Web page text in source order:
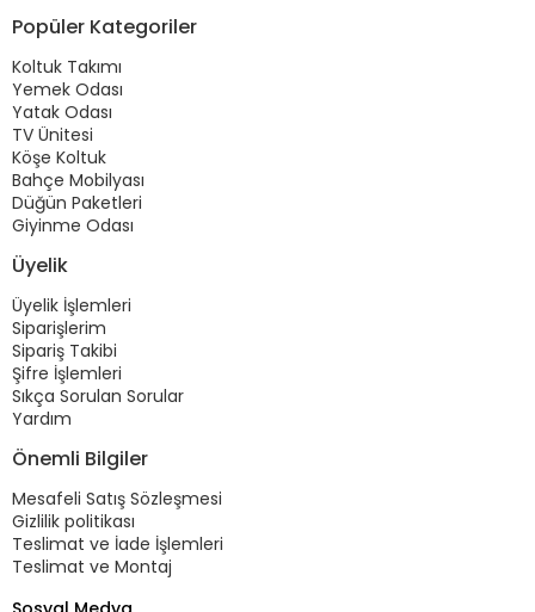
Popüler Kategoriler
Koltuk Takımı
Yemek Odası
Yatak Odası
TV Ünitesi
Köşe Koltuk
Bahçe Mobilyası
Düğün Paketleri
Giyinme Odası
Üyelik
Üyelik İşlemleri
Siparişlerim
Sipariş Takibi
Şifre İşlemleri
Sıkça Sorulan Sorular
Yardım
Önemli Bilgiler
Mesafeli Satış Sözleşmesi
Gizlilik politikası
Teslimat ve İade İşlemleri
Teslimat ve Montaj